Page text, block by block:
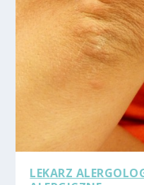
LEKARZ